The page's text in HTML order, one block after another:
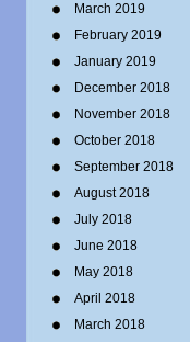
March 2019
February 2019
January 2019
December 2018
November 2018
October 2018
September 2018
August 2018
July 2018
June 2018
May 2018
April 2018
March 2018